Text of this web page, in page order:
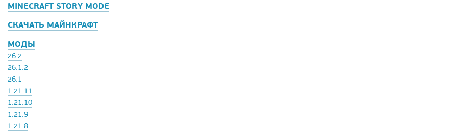
MINECRAFT STORY MODE
СКАЧАТЬ МАЙНКРАФТ
МОДЫ
26.2
26.1.2
26.1
1.21.11
1.21.10
1.21.9
1.21.8